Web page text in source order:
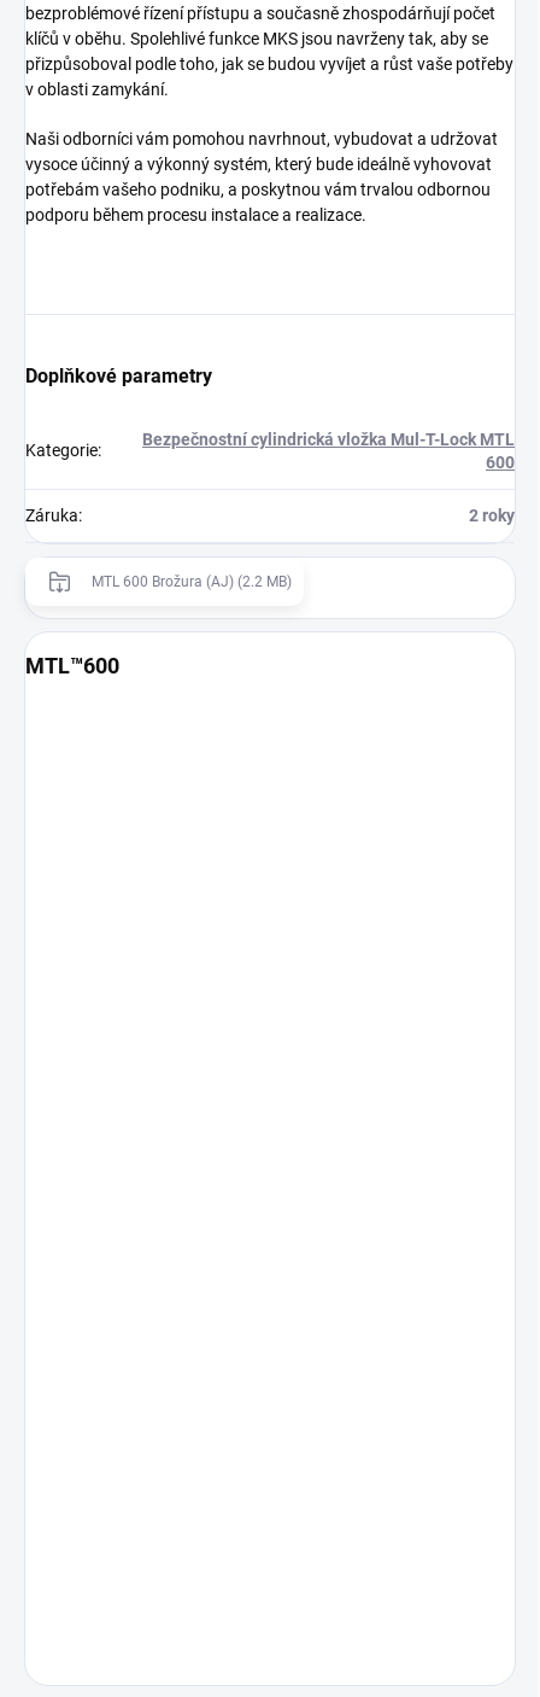
bezproblémové řízení přístupu a současně zhospodárňují počet
klíčů v oběhu. Spolehlivé funkce MKS jsou navrženy tak, aby se
přizpůsoboval podle toho, jak se budou vyvíjet a růst vaše potřeby
v oblasti zamykání.
Naši odborníci vám pomohou navrhnout, vybudovat a udržovat
vysoce účinný a výkonný systém, který bude ideálně vyhovovat
potřebám vašeho podniku, a poskytnou vám trvalou odbornou
podporu během procesu instalace a realizace.
Doplňkové parametry
Kategorie:
Bezpečnostní cylindrická vložka Mul-T-Lock MTL
600
Záruka: 2 roky
MTL 600 Brožura (AJ) (2.2 MB)
MTL™600